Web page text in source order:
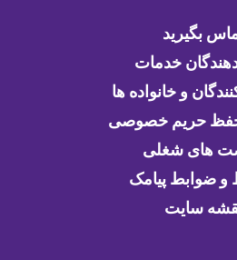
بگیرید
دهندگان خدمات
و خانواده ها
حریم خصوصی
های شغلی
و ضوابط پیامک
سایت